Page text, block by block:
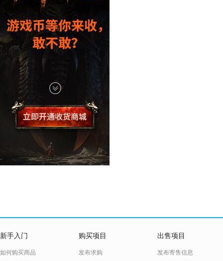
新手入门
如何购买商品
购买项目
发布求购
出售项目
发布寄售信息